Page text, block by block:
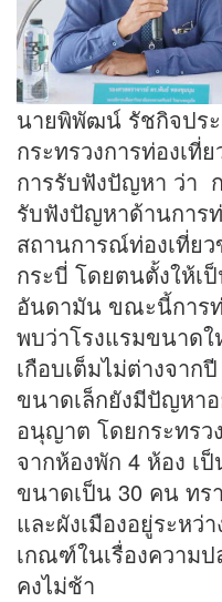
นายพิพัฒน์ รัชกิจปร
กระทรวงการท่องเที่
การรับฟังปัญหา ว่า
รับฟังปัญหาด้านการ
สถานการณ์ท่องเที่ยว
กระบี่ โดยตนตั้งให้เ
อันดามัน ขณะนี้การท่
พบว่าโรงแรมขนาด
เกือบเต็มไม่ต่างจาก
ขนาดเล็กยังมีปัญหา
อนุญาต โดยกระทรว
จากห้องพัก 4 ห้อง เ
ขนาดเป็น 30 คน ทร
และผังเมืองอยู่ระหว่
เกณฑ์ในเรื่องความ
คงไม่ช้า